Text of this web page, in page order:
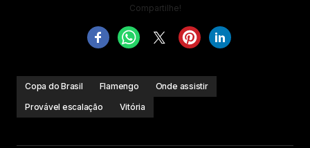
Compartilhe!
Copa do Brasil Flamengo
Onde assistir
Provável escalação
Vitória